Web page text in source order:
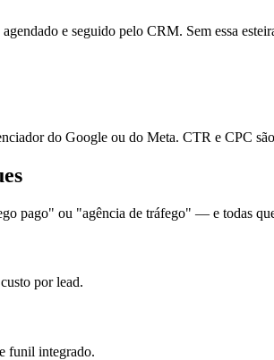
e seguido pelo CRM. Sem essa
do Google ou do Meta. CTR e CPC
pago" ou "agência de tráfego" — e todas
por lead.
funil integrado.